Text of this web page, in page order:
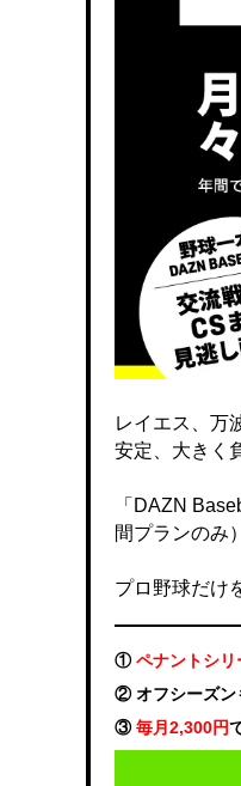
レイエス、万
安定、大きく
「DAZN
間プランのみ
プロ野球だけ
①ペナントシ
② オフシーズン
③毎月2,300円